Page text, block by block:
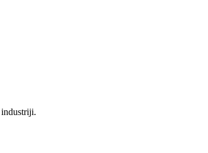
industriji.